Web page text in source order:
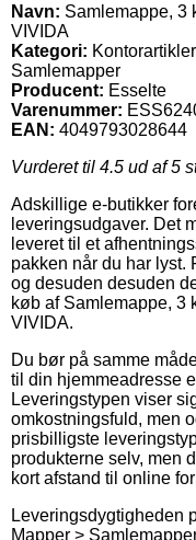
Navn: Samlemappe, 3
VIVIDA
Kategori:
Samlemapper
Producent: Esselte
Varenummer:
EAN: 4049793028644
Vurderet til 4.5 ud af 5
Adskillige e-butikker
leveringsudgaver. Det
leveret til et
pakken når du har lyst.
og desuden desuden
køb af Samlemappe, 3
VIVIDA.
Du bør på samme
til din hjemmeadresse
Leveringstypen viser
omkostningsfuld, men
prisbilligste
produkterne selv, men
kort afstand til online
Leveringsdygtigheden
Mapper >